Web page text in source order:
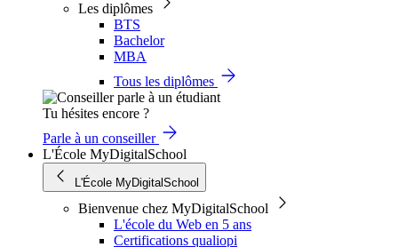
Les diplômes
BTS
Bachelor
MBA
Tous les diplômes
Tu hésites encore ?
Parle à un conseiller
L'École MyDigitalSchool
L'École MyDigitalSchool
Bienvenue chez MyDigitalSchool
L'école du Web en 5 ans
Certifications qualiopi